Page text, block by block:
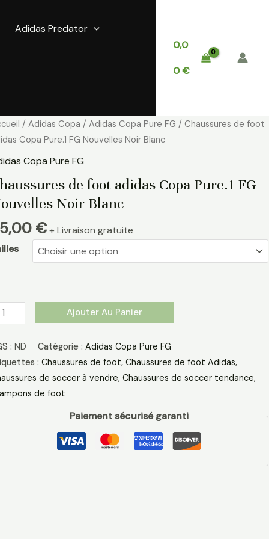
Adidas Predator
0,0
0€
/ Adidas Copa / Adidas Copa Pure FG / Chaussures de foot
Copa Pure.1 FG Nouvelles Noir Blanc
Copa Pure FG
de foot adidas Copa Pure.1 FG
Noir Blanc
€ + Livraison gratuite
Ajouter Au Panier
: ND Catégorie : Adidas Copa Pure FG
: Chaussures de foot, Chaussures de foot Adidas​,
de soccer à vendre, Chaussures de soccer tendance,
de foot
Paiement sécurisé garanti